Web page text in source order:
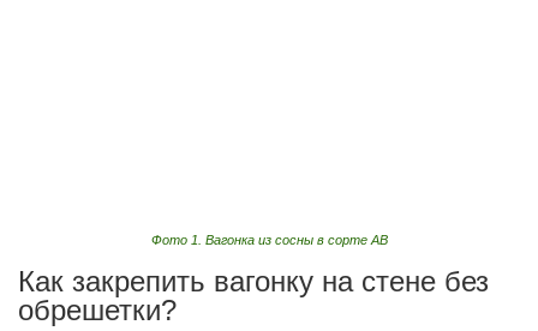
Фото 1. Вагонка из сосны в сорте AB
Как закрепить вагонку на стене без
обрешетки?